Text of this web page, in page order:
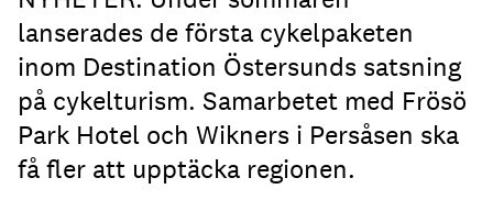
lanserades de första cykelpaketen
inom Destination Östersunds satsning
på cykelturism. Samarbetet med Frösö
Park Hotel och Wikners i Persåsen ska
få fler att upptäcka regionen.